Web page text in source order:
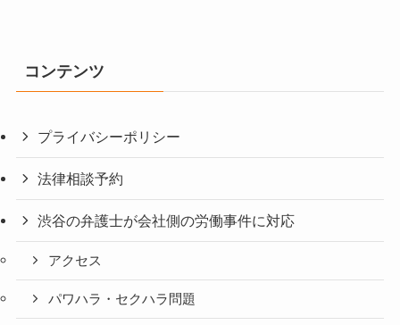
コンテンツ
プライバシーポリシー
法律相談予約
渋谷の弁護士が会社側の労働事件に対応
アクセス
パワハラ・セクハラ問題